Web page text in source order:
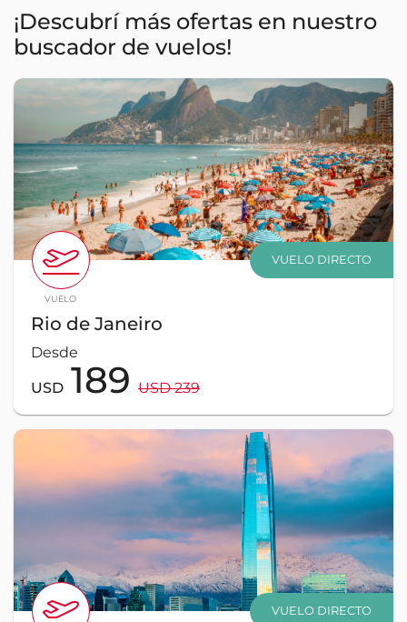
¡Descubrí más ofertas en nuestro
buscador de vuelos!
VUELO
VUELO DIRECTO
Rio de Janeiro
Desde
USD 189 USD 239
VUELO DIRECTO